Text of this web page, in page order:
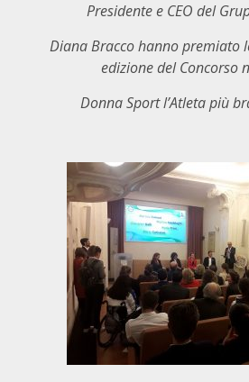
Presidente e CEO del
Diana Bracco hanno premiato
edizione del Concorso
Donna Sport l’Atleta più